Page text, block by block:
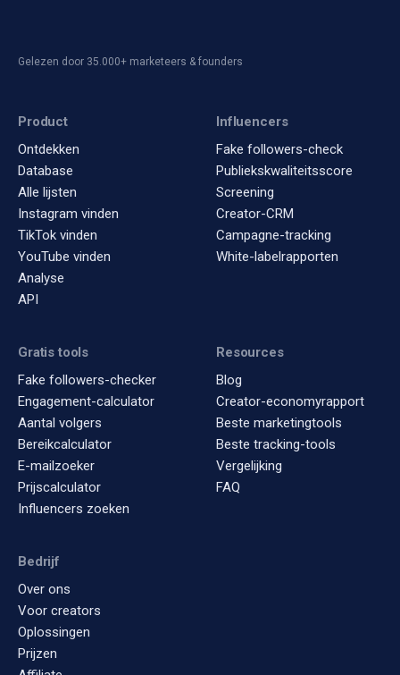
Gelezen door 35.000+ marketeers & founders
Product
Ontdekken
Database
Alle lijsten
Instagram vinden
TikTok vinden
YouTube vinden
Analyse
API
Influencers
Fake followers-check
Publiekskwaliteitsscore
Screening
Creator-CRM
Campagne-tracking
White-labelrapporten
Gratis tools
Fake followers-checker
Engagement-calculator
Aantal volgers
Bereikcalculator
E-mailzoeker
Prijscalculator
Influencers zoeken
Resources
Blog
Creator-economyrapport
Beste marketingtools
Beste tracking-tools
Vergelijking
FAQ
Bedrijf
Over ons
Voor creators
Oplossingen
Prijzen